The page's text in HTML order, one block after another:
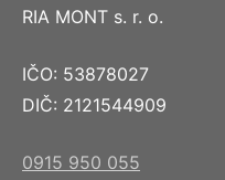
RIA MONT s. r. o.
IČO: 53878027
DIČ: 2121544909
0915 950 055